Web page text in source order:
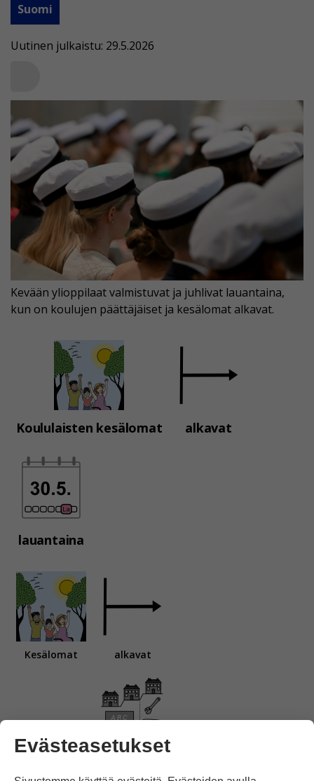
Suomi
Uutinen julkaistu: 29.5.2026
Koululaisten kesälomat alkavat
lauantaina
Kevään ylioppilaat valmistuvat ja juhlivat lauantaina,
kun on koulujen päättäjäiset ja kesälomat alkavat.
Kesälomat alkavat
peruskouluissa, lukioissa ja ammattikouluissa.
Evästeasetukset